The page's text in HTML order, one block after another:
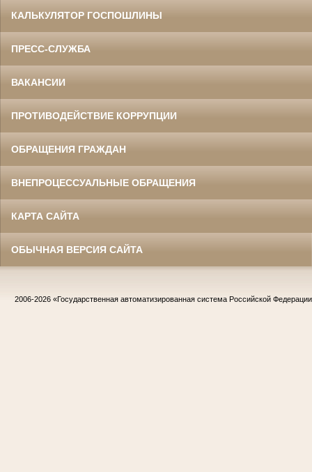
КАЛЬКУЛЯТОР ГОСПОШЛИНЫ
ПРЕСС-СЛУЖБА
ВАКАНСИИ
ПРОТИВОДЕЙСТВИЕ КОРРУПЦИИ
ОБРАЩЕНИЯ ГРАЖДАН
ВНЕПРОЦЕССУАЛЬНЫЕ ОБРАЩЕНИЯ
КАРТА САЙТА
ОБЫЧНАЯ ВЕРСИЯ САЙТА
2006-2026 «Государственная автоматизированная система Российской